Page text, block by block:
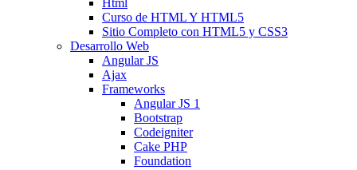
Html
Curso de HTML Y HTML5
Sitio Completo con HTML5 y CSS3
Desarrollo Web
Angular JS
Ajax
Frameworks
Angular JS 1
Bootstrap
Codeigniter
Cake PHP
Foundation